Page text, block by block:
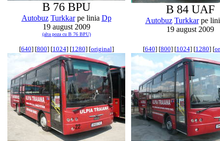
B 76 BPU
Autobuz Turkkarpe linia Dp
19 august 2009
(alta poza cu B 76 BPU)
B 84 UAF
Autobuz Turkkarpe
19 august 2009
[640] [800] [1024] [1280] [original] [640] [800] [1024] [1280] [